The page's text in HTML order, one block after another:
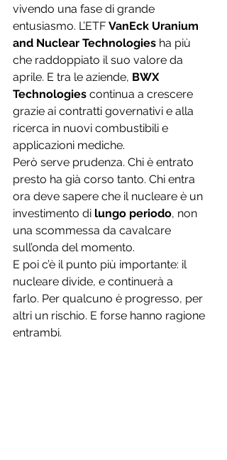
vivendo una fase di grande
entusiasmo. L’ETF VanEck Uranium
and Nuclear Technologies ha più
che raddoppiato il suo valore da
aprile. E tra le aziende, BWX
Technologies continua a crescere
grazie ai contratti governativi e alla
ricerca in nuovi combustibili e
applicazioni mediche.
Però serve prudenza. Chi è entrato
presto ha già corso tanto. Chi entra
ora deve sapere che il nucleare è un
investimento di lungo periodo, non
una scommessa da cavalcare
sull’onda del momento.
E poi c’è il punto più importante: il
nucleare divide, e continuerà a
farlo. Per qualcuno è progresso, per
altri un rischio. E forse hanno ragione
entrambi.